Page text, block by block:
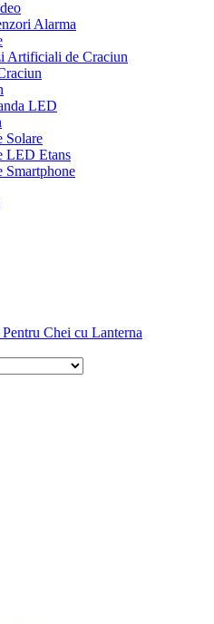
Alarma
Artificiali de Craciun
LED
Solare
LED Etans
Smartphone